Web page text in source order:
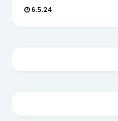
6.5.24